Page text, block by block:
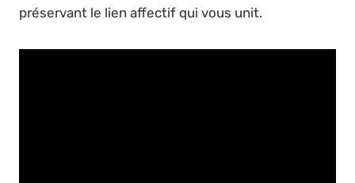
préservant le lien affectif qui vous unit.